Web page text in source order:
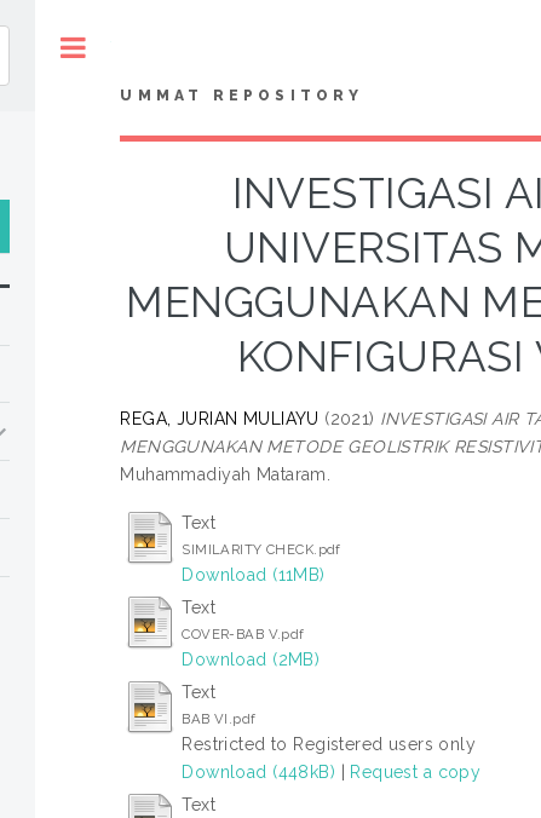
UMMAT REPOSITORY
INVESTIGASI
UNIVERSITAS
MENGGUNAKAN
REGA, JURIAN MULIAYU (2021) INVESTIGASI AIR
MENGGUNAKAN METODE GEOLISTRIK
Muhammadiyah Mataram.
Text
SIMILARITY CHECK.pdf
Download (11MB)
Text
COVER-BAB V.pdf
Download (2MB)
Text
BAB VI.pdf
Restricted to Registered users only
Download (448kB) | Request a copy
Text